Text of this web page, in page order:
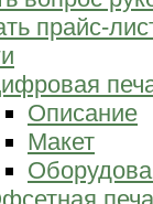
прайс-
Описание
Макет